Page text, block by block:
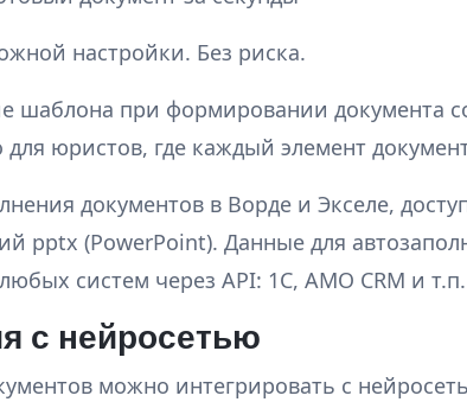
настройки. Без риска.
шаблона при формировании документа
юристов, где каждый элемент
документов в Ворде и Экселе,
pptx (PowerPoint). Данные для
систем через API: 1С, AMO CRM и т.п.
с нейросетью
можно интегрировать с